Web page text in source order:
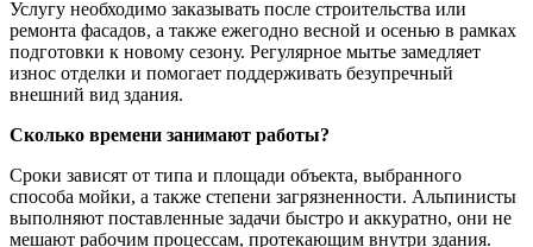
Услугу необходимо заказывать после строительства или
ремонта фасадов, а также ежегодно весной и осенью в рамках
подготовки к новому сезону. Регулярное мытье замедляет
износ отделки и помогает поддерживать безупречный
внешний вид здания.
Сколько времени занимают работы?
Сроки зависят от типа и площади объекта, выбранного
способа мойки, а также степени загрязненности. Альпинисты
выполняют поставленные задачи быстро и аккуратно, они не
мешают рабочим процессам, протекающим внутри здания.